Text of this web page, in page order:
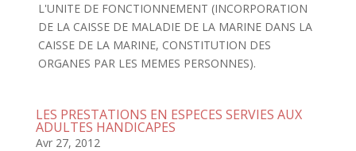
L'UNITE DE FONCTIONNEMENT (INCORPORATION
DE LA CAISSE DE MALADIE DE LA MARINE DANS LA
CAISSE DE LA MARINE, CONSTITUTION DES
ORGANES PAR LES MEMES PERSONNES).
LES PRESTATIONS EN ESPECES SERVIES AUX
ADULTES HANDICAPES
Avr 27, 2012